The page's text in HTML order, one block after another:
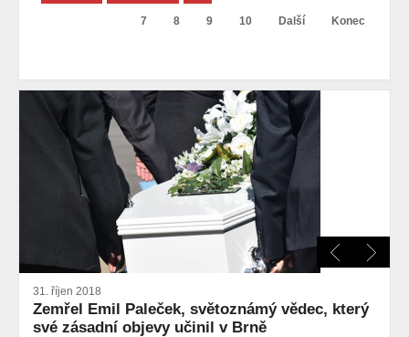
7 8 9 10 Další Konec
31. říjen 2018
Zemřel Emil Paleček, světoznámý vědec, který
své zásadní objevy učinil v Brně